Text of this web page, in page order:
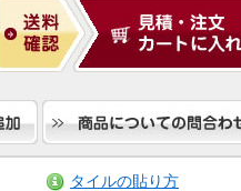
タイルの貼り方